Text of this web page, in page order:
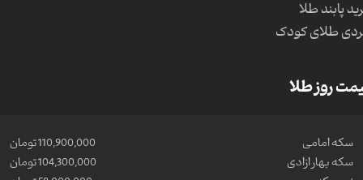
پابند طلا
طلای کودک
روز طلا
سکه امامی
110,900,000 تومان
سکه بهار ازادی
104,300,000 تومان